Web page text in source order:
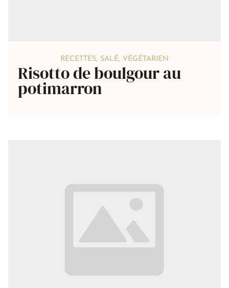
RECETTES, SALÉ, VÉGÉTARIEN
Risotto de boulgour au
potimarron